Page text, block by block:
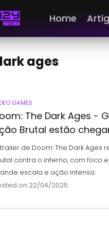
Home
ages
GAMES
The Dark Ages -
Brutal estão
de Doom: The Dark Ages
contra o inferno, com foco
escala e ação intensa.
on 22/04/2025